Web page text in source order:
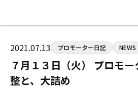
HOME
ジムについて
トレーニング
アマ・スパー各大会・キッズ
2021.07.13 プロモーター日記 NEWS
７月１３日（火） プロモ
整と、大詰め